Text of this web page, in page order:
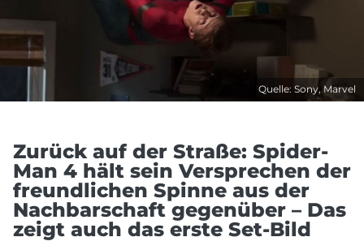
Quelle: Sony, Marvel
Zurück auf der Straße: Spider-
Man 4 hält sein Versprechen der
freundlichen Spinne aus der
Nachbarschaft gegenüber – Das
zeigt auch das erste Set-Bild